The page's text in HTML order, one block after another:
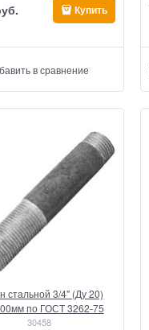
Купить
в сравнение
стальной 3/4" (Ду 20)
по ГОСТ 3262-75
30458